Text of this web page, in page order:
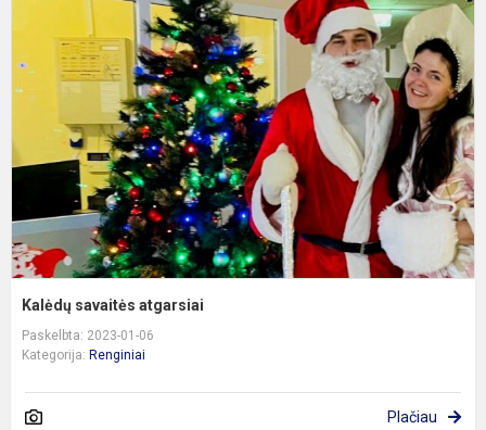
Kalėdų savaitės atgarsiai
Paskelbta: 2023-01-06
Kategorija: Renginiai
Plačiau